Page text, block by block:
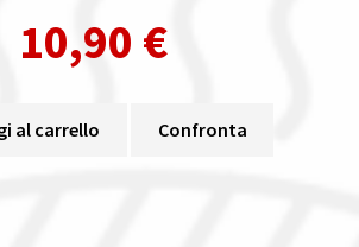
10,90 €
al carrello Confronta